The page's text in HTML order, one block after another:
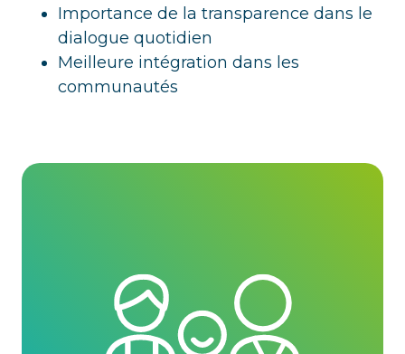
Importance de la transparence dans le
dialogue quotidien
Meilleure intégration dans les
communautés